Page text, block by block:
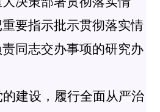
要指示批示贯彻落实情
同志交办事项的研究办
的建设，履行全面从严治